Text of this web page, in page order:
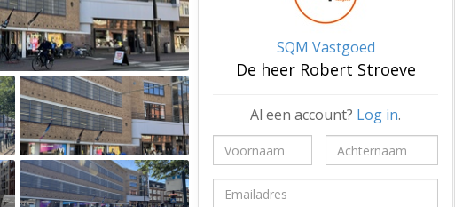
SQM Vastgoed
De heer Robert Stroeve
Al een account? Log in.